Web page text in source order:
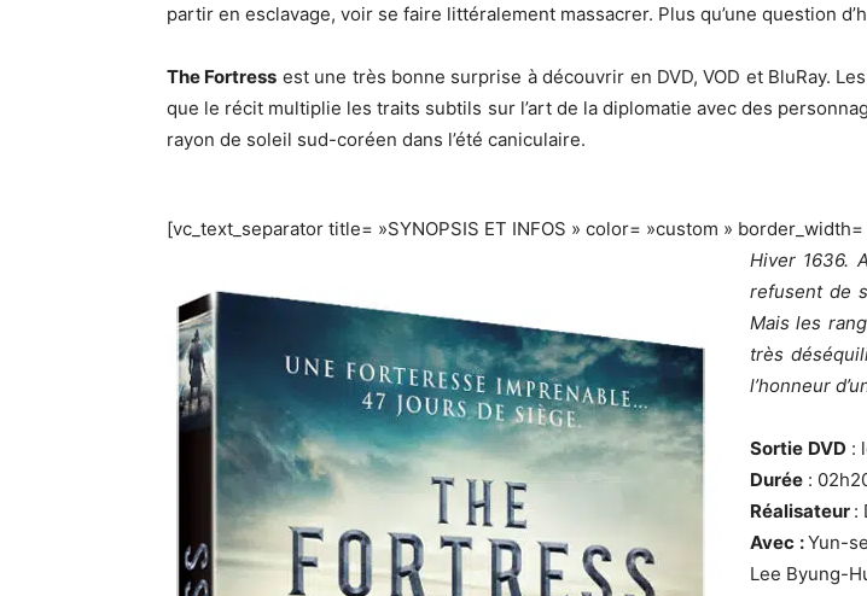
partir en esclavage, voir se faire littéralement massacrer. Plus qu’une question
The Fortress est une très bonne surprise à découvrir en DVD, VOD et BluRay.
que le récit multiplie les traits subtils sur l’art de la diplomatie avec des
rayon de soleil sud-coréen dans l’été caniculaire.
[vc_text_separator title= »SYNOPSIS ET INFOS » color= »custom »
Hiver 1636.
refusent de
Mais les
très
l’honneur
Sortie DVD :
Durée :
Réalisateur :
Avec :Yun-
Lee Byung-